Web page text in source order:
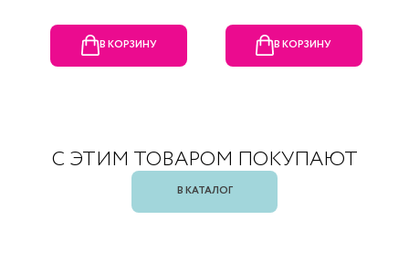
В КОРЗИНУ В КОРЗИНУ
С ЭТИМ ТОВАРОМ ПОКУПАЮТ
В КАТАЛОГ